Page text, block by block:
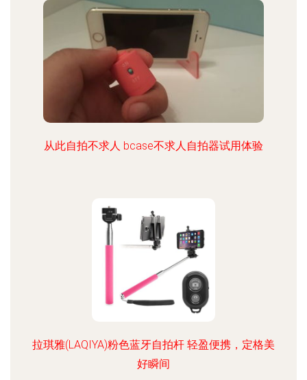
从此自拍不求人 bcase不求人自拍器试用体验
拉琪雅(LAQIYA)粉色蓝牙自拍杆 轻盈便携，定格美
好瞬间